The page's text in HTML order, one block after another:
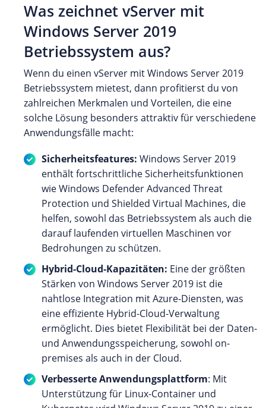
Was zeichnet vServer mit
Windows Server 2019
Betriebssystem aus?
Wenn du einen vServer mit Windows Server 2019
Betriebssystem mietest, dann profitierst du von
zahlreichen Merkmalen und Vorteilen, die eine
solche Lösung besonders attraktiv für verschiedene
Anwendungsfälle macht:
Sicherheitsfeatures: Windows Server 2019
enthält fortschrittliche Sicherheitsfunktionen
wie Windows Defender Advanced Threat
Protection und Shielded Virtual Machines, die
helfen, sowohl das Betriebssystem als auch die
darauf laufenden virtuellen Maschinen vor
Bedrohungen zu schützen.
Hybrid-Cloud-Kapazitäten: Eine der größten
Stärken von Windows Server 2019 ist die
nahtlose Integration mit Azure-Diensten, was
eine effiziente Hybrid-Cloud-Verwaltung
ermöglicht. Dies bietet Flexibilität bei der Daten-
und Anwendungsspeicherung, sowohl on-
premises als auch in der Cloud.
Verbesserte Anwendungsplattform: Mit
Unterstützung für Linux-Container und